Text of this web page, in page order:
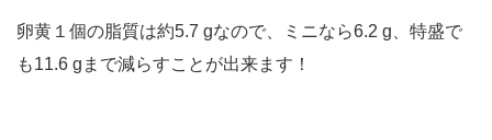
卵黄１個の脂質は約5.7 gなので、ミニなら6.2 g、特盛で
も11.6 gまで減らすことが出来ます！